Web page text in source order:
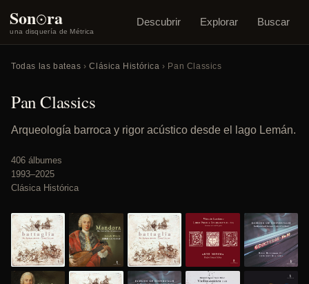
Son o
ra
una disquería de Métrica
Descubrir Explorar Buscar
Todas las bateas ›Clásica Histórica › Pan Classics
Pan Classics
Arqueología barroca y rigor acústico desde el lago Lemán.
406 álbumes
1993–2025
Clásica Histórica